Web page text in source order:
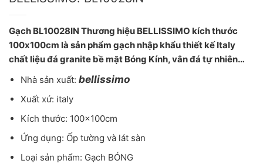
Gạch BL10028IN Thương hiệu BELLISSIMO kích thước
100x100cm là sản phẩm gạch nhập khẩu thiết kế Italy
chất liệu đá granite bề mặt Bóng Kính, vân đá tự nhiên…
Nhà sản xuất: bellissimo
Xuất xứ: italy
Kích thước: 100x100cm
Ứng dụng: Ốp tường và lát sàn
Loại sản phẩm: Gạch BÓNG